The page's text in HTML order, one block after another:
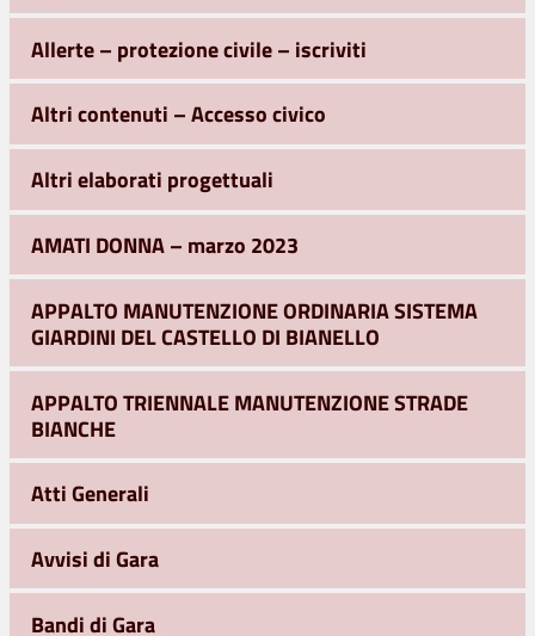
Allerte – protezione civile – iscriviti
Altri contenuti – Accesso civico
Altri elaborati progettuali
AMATI DONNA – marzo 2023
APPALTO MANUTENZIONE ORDINARIA SISTEMA
GIARDINI DEL CASTELLO DI BIANELLO
APPALTO TRIENNALE MANUTENZIONE STRADE
BIANCHE
Atti Generali
Avvisi di Gara
Bandi di Gara